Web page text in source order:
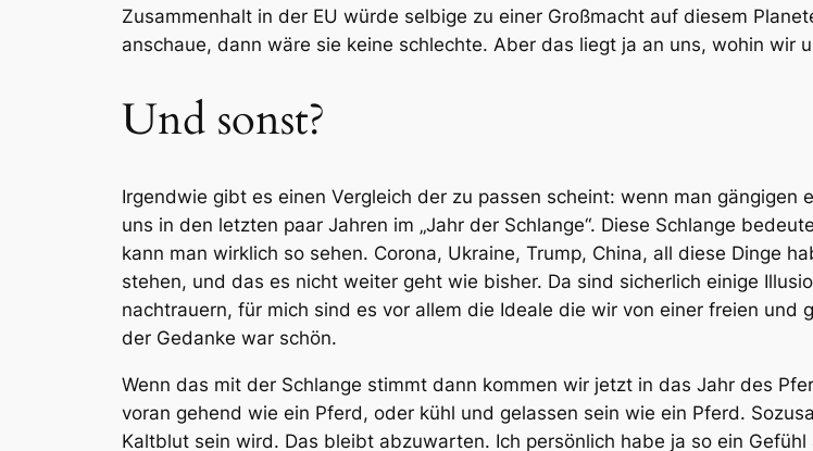
Zusammenhalt in der EU würde selbige zu einer Großmacht auf diesem
anschaue, dann wäre sie keine schlechte. Aber das liegt ja an uns, wohin wir
Und sonst?
Irgendwie gibt es einen Vergleich der zu passen scheint: wenn man
uns in den letzten paar Jahren im „Jahr der Schlange“. Diese Schlange
kann man wirklich so sehen. Corona, Ukraine, Trump, China, all diese Dinge
stehen, und das es nicht weiter geht wie bisher. Da sind sicherlich einige
nachtrauern, für mich sind es vor allem die Ideale die wir von einer freien
der Gedanke war schön.
Wenn das mit der Schlange stimmt dann kommen wir jetzt in das Jahr des
voran gehend wie ein Pferd, oder kühl und gelassen sein wie ein Pferd.
Kaltblut sein wird. Das bleibt abzuwarten. Ich persönlich habe ja so ein